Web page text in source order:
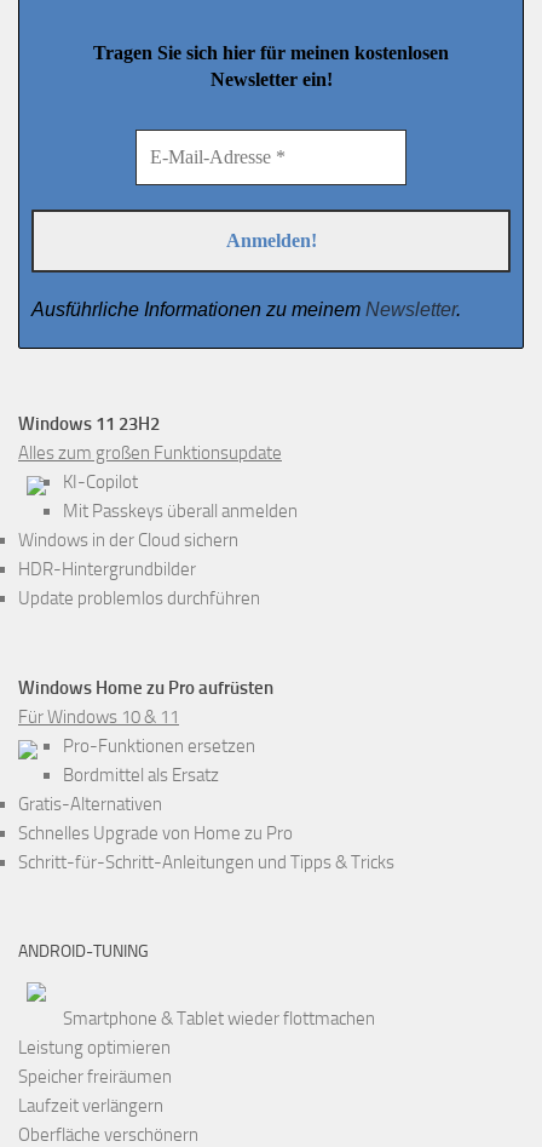
Tragen Sie sich hier für meinen kostenlosen
Newsletter ein!
Ausführliche Informationen zu meinem Newsletter.
Windows 11 23H2
Alles zum großen Funktionsupdate
KI-Copilot
Mit Passkeys überall anmelden
Windows in der Cloud sichern
HDR-Hintergrundbilder
Update problemlos durchführen
Windows Home zu Pro aufrüsten
Für Windows 10 & 11
Pro-Funktionen ersetzen
Bordmittel als Ersatz
Gratis-Alternativen
Schnelles Upgrade von Home zu Pro
Schritt-für-Schritt-Anleitungen und Tipps & Tricks
ANDROID-TUNING
Smartphone & Tablet wieder flottmachen
Leistung optimieren
Speicher freiräumen
Laufzeit verlängern
Oberfläche verschönern